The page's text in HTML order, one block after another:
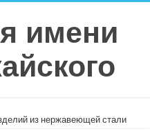
имени
из нержавеющей стали